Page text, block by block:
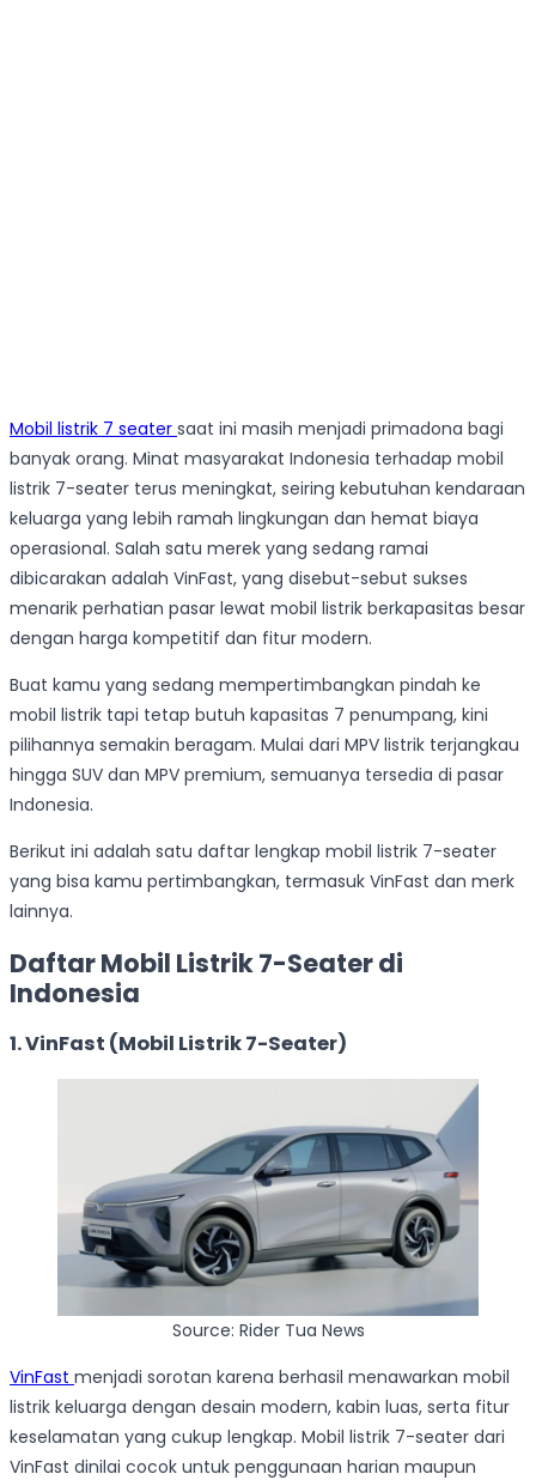
Mobil listrik 7 seater saat ini masih menjadi primadona bagi
banyak orang. Minat masyarakat Indonesia terhadap mobil
listrik 7-seater terus meningkat, seiring kebutuhan kendaraan
keluarga yang lebih ramah lingkungan dan hemat biaya
operasional. Salah satu merek yang sedang ramai
dibicarakan adalah VinFast, yang disebut-sebut sukses
menarik perhatian pasar lewat mobil listrik berkapasitas besar
dengan harga kompetitif dan fitur modern.
Buat kamu yang sedang mempertimbangkan pindah ke
mobil listrik tapi tetap butuh kapasitas 7 penumpang, kini
pilihannya semakin beragam. Mulai dari MPV listrik terjangkau
hingga SUV dan MPV premium, semuanya tersedia di pasar
Indonesia.
Berikut ini adalah satu daftar lengkap mobil listrik 7-seater
yang bisa kamu pertimbangkan, termasuk VinFast dan merk
lainnya.
Daftar Mobil Listrik 7-Seater di
Indonesia
1. VinFast (Mobil Listrik 7-Seater)
Source: Rider Tua News
VinFast menjadi sorotan karena berhasil menawarkan mobil
listrik keluarga dengan desain modern, kabin luas, serta fitur
keselamatan yang cukup lengkap. Mobil listrik 7-seater dari
VinFast dinilai cocok untuk penggunaan harian maupun